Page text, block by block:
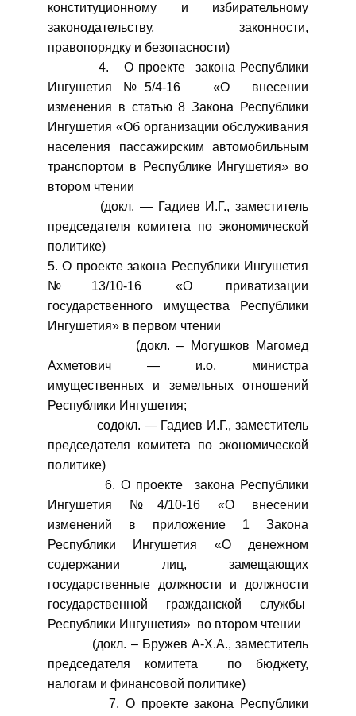
конституционному и избирательному
законодательству, законности,
правопорядку и безопасности)
4. О проекте закона Республики
Ингушетия №5/4-16 «О внесении
изменения в статью 8 Закона Республики
Ингушетия «Об организации обслуживания
населения пассажирским автомобильным
транспортом в Республике Ингушетия» во
втором чтении
(докл. — Гадиев И.Г., заместитель
председателя комитета по экономической
политике)
5. О проекте закона Республики Ингушетия
№13/10-16 «О приватизации
государственного имущества Республики
Ингушетия» в первом чтении
(докл. – Могушков Магомед
Ахметович — и.о. министра
имущественных и земельных отношений
Республики Ингушетия;
содокл. — Гадиев И.Г., заместитель
председателя комитета по экономической
политике)
6. О проекте закона Республики
Ингушетия №4/10-16 «О внесении
изменений в приложение 1 Закона
Республики Ингушетия «О денежном
содержании лиц, замещающих
государственные должности и должности
государственной гражданской службы
Республики Ингушетия» во втором чтении
(докл. – Бружев А-Х.А., заместитель
председателя комитета по бюджету,
налогам и финансовой политике)
7. О проекте закона Республики